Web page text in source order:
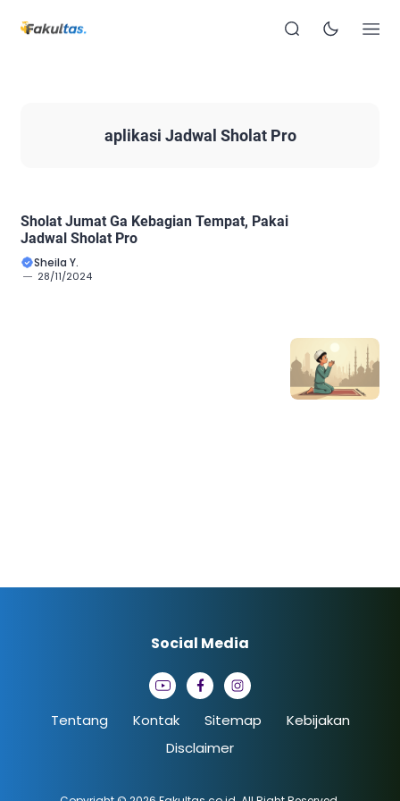
aplikasi Jadwal Sholat Pro
Sholat Jumat Ga Kebagian Tempat, Pakai
Jadwal Sholat Pro
Sheila Y.
28/11/2024
Tentang Kontak Sitemap
Kebijakan
Disclaimer
Social Media